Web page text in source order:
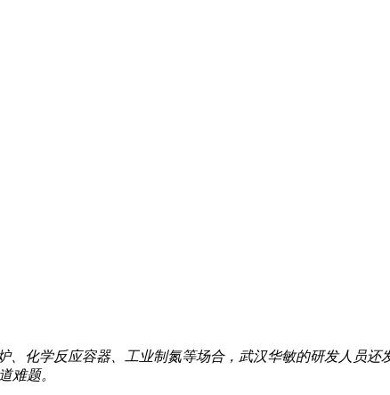
学反应容器、工业制氮等场合，武汉华敏的研发人员还
。